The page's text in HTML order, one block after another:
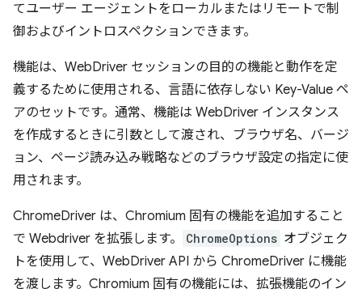
てユーザー エージェントをローカルまたはリモートで制
御およびイントロスペクションできます。
機能は、WebDriver セッションの目的の機能と動作を定
義するために使用される、言語に依存しない Key-Value ペ
アのセットです。通常、機能は WebDriver インスタンス
を作成するときに引数として渡され、ブラウザ名、バージ
ョン、ページ読み込み戦略などのブラウザ設定の指定に使
用されます。
ChromeDriver は、Chromium 固有の機能を追加すること
で Webdriver を拡張します。
ChromeOptions オブジェク
トを使用して、WebDriver API から ChromeDriver に機能
を渡します。Chromium 固有の機能には、拡張機能のイン